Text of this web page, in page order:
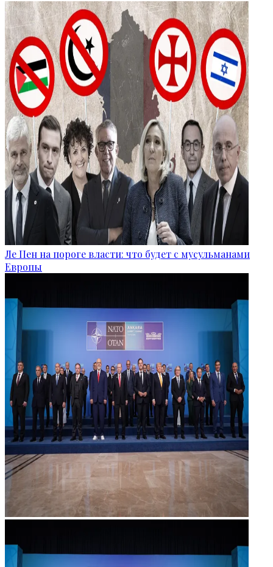
Ле Пен на пороге власти: что будет с мусульманами
Европы